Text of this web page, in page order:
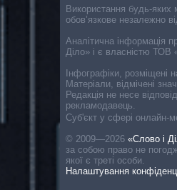
Cуб'єкт у сфері онлайн-
© 2009—2026 «Слово і
за собою право не
якої є треті особи.
Налаштування
Використання будь-яких
обов’язкове незалежно
Аналітична інформація
Діло» і є власністю ТОВ
Інфографіки,
Матеріали, відмічені
Редакція не несе
рекламодавець.